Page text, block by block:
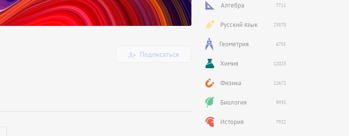
Подписаться
Алгебра 7711
Русский язык 23870
Геометрия 6755
Химия 12023
Физика 12672
Биология 9933
История 7922